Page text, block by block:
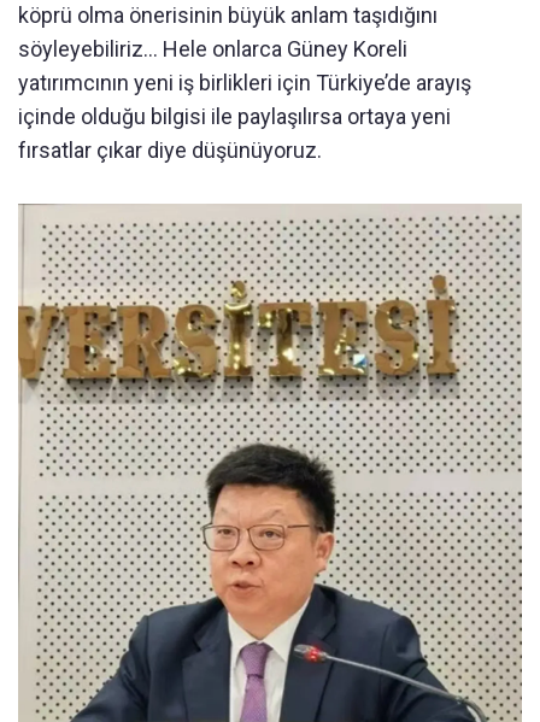
köprü olma önerisinin büyük anlam taşıdığını
söyleyebiliriz… Hele onlarca Güney Koreli
yatırımcının yeni iş birlikleri için Türkiye’de arayış
içinde olduğu bilgisi ile paylaşılırsa ortaya yeni
fırsatlar çıkar diye düşünüyoruz.